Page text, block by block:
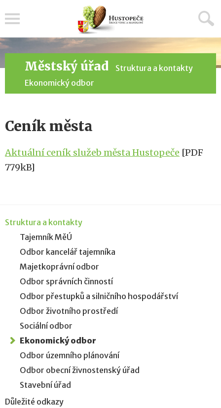
Městský úřad
Struktura a kontakty
Ekonomický odbor
Ceník města
Aktuální ceník služeb města Hustopeče [PDF
779kB]
Struktura a kontakty
Tajemník MěÚ
Odbor kancelář tajemníka
Majetkoprávní odbor
Odbor správních činností
Odbor přestupků a silničního hospodářství
Odbor životního prostředí
Sociální odbor
Ekonomický odbor
Odbor územního plánování
Odbor obecní živnostenský úřad
Stavební úřad
Důležité odkazy